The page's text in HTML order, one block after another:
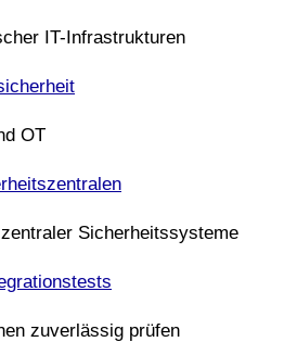
IT-Infrastrukturen
OT
Sicherheitssysteme
zuverlässig prüfen